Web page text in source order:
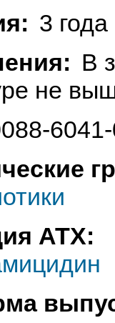
3 года
В
не
АТХ: